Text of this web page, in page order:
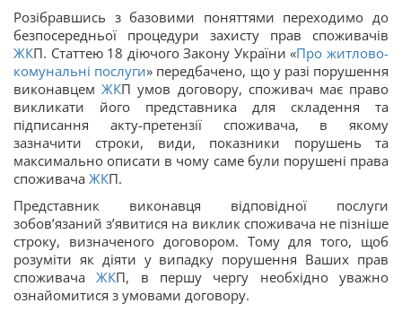
Розібравшись з базовими поняттями переходимо до
безпосередньої процедури захисту прав споживачів
ЖКП. Статтею 18 діючого Закону України «Про житлово-
комунальні послуги» передбачено, що у разі порушення
виконавцемЖКП умов договору, споживач має право
викликати його представника для складення та
підписання акту-претензії споживача, в якому
зазначити строки, види, показники порушень та
максимально описати в чому саме були порушені права
споживача ЖКП.
Представник виконавця відповідної послуги
зобов’язаний з’явитися на виклик споживача не пізніше
строку, визначеного договором. Тому для того, щоб
розуміти як діяти у випадку порушення Ваших прав
споживачаЖКП, в першу чергу необхідно уважно
ознайомитися з умовами договору.